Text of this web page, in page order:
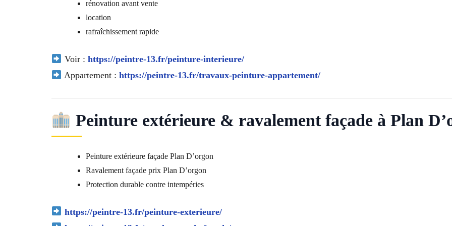
rénovation avant vente
location
rafraîchissement rapide
Voir : https://peintre-13.fr/peinture-interieure/
Appartement : https://peintre-13.fr/travaux-peinture-appartement/
Peinture extérieure & ravalement façade à Plan
Peinture extérieure façade Plan D’orgon
Ravalement façade prix Plan D’orgon
Protection durable contre intempéries
https://peintre-13.fr/peinture-exterieure/